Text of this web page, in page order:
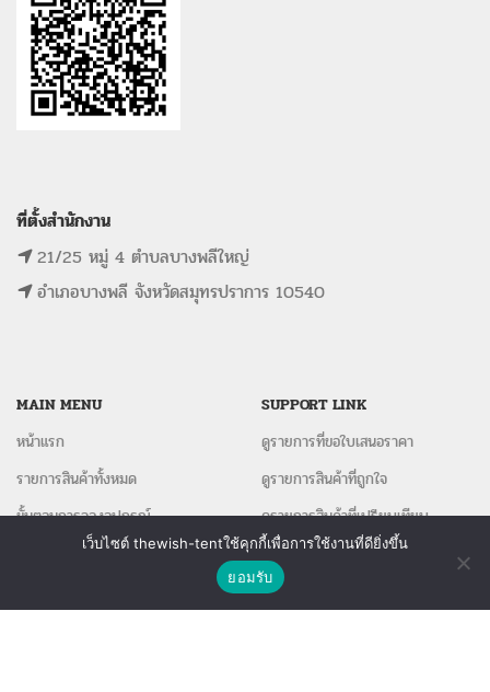
ที่ตั้งสำนักงาน
21/25 หมู่ 4 ตำบลบางพลีใหญ่
อำเภอบางพลี จังหวัดสมุทรปราการ 10540
MAIN MENU
หน้าแรก
รายการสินค้าทั้งหมด
ขั้นตอนการจองอุปกรณ์
SUPPORT LINK
ดูรายการที่ขอใบเสนอราคา
ดูรายการสินค้าที่ถูกใจ
ดูรายการสินค้าที่เปรียบเทียบ
เว็บไซต์ thewish-tentใช้คุกกี้เพื่อการใช้งานที่ดียิ่งขึ้น
ยอมรับ
ติดต่อเรา